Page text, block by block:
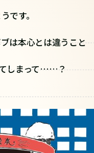
です。
は本心とは違うこと
しまって……？